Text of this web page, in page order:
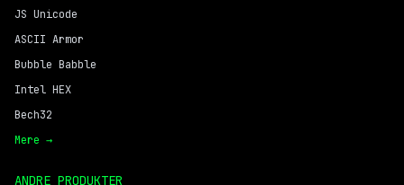
JS Unicode
ASCII Armor
Bubble Babble
Intel HEX
Bech32
Mere →
ANDRE PRODUKTER